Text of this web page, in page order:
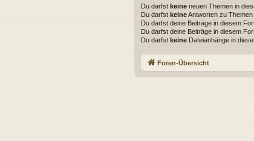
Du darfst keine neuen Themen in
Du darfst keineAntworten zu
Du darfst deine Beiträge in diesem
Du darfst deine Beiträge in diesem
Du darfst keine Dateianhänge in
Foren-Übersicht